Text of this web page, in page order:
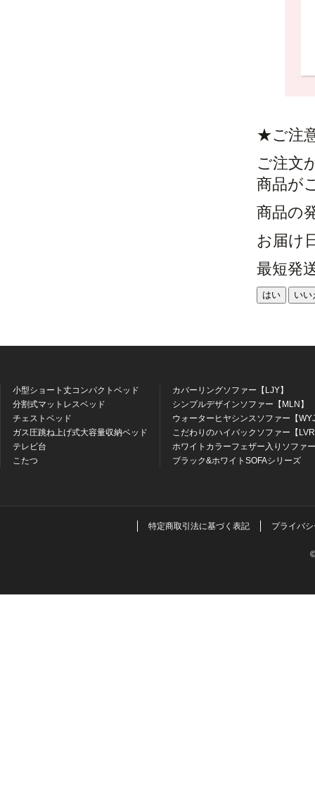
★ご注
ご注文
商品が
商品の
お届け
最短発
はい いい
小型ショート丈コンパクトベッド
分割式マットレスベッド
チェストベッド
ガス圧跳ね上げ式大容量収納ベッド
テレビ台
こたつ
カバーリングソファー【LJY】
シンプルデザインソファー【MLN】
ウォーターヒヤシンスソファー【
こだわりのハイバックソファー【
ホワイトカラーフェザー入りソファ
ブラック&ホワイトSOFAシリーズ
特定商取引法に基づく表記 プライバ